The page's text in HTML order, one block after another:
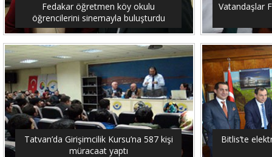
Fedakar öğretmen köy okulu
öğrencilerini sinemayla buluşturdu
Vatandaşlar
Tatvan’da Girişimcilik Kursu’na 587 kişi
müracaat yaptı
Bitlis’te